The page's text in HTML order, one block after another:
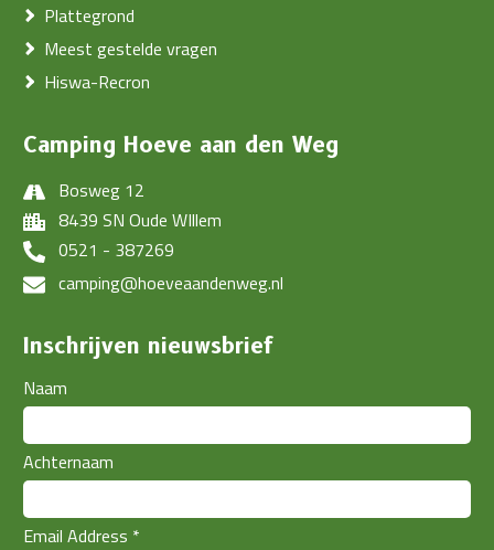
Plattegrond
Meest gestelde vragen
Hiswa-Recron
Camping Hoeve aan den Weg
Bosweg 12
8439 SN Oude WIllem
0521 - 387269
camping@hoeveaandenweg.nl
Inschrijven nieuwsbrief
Naam
Achternaam
Email Address *